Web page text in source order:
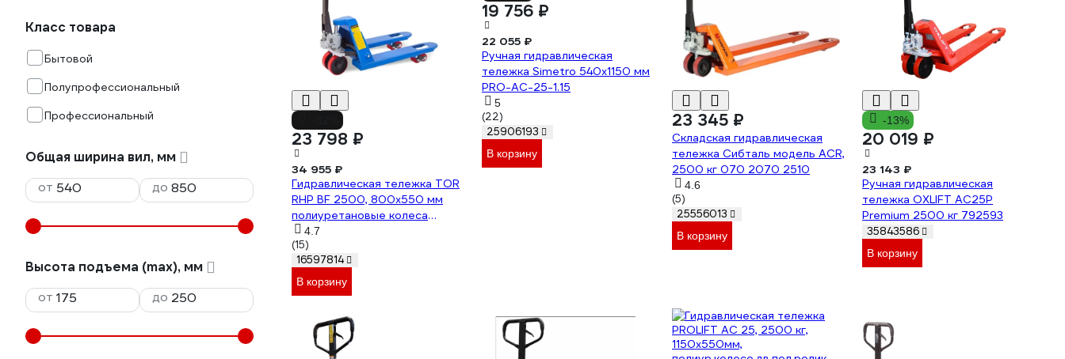
Класс товара
Бытовой
Полупрофессиональный
Профессиональный
Общая ширина вил, мм
от
до
Высота подъема (max), мм
от
до
23 798 ₽
34 955 ₽
Гидравлическая тележка TOR
RHP BF 2500, 800x550 мм
полиуретановые колеса
1010171
4.7
(15)
16597814
В корзину
19 756 ₽
22 055 ₽
Ручная гидравлическая
тележка Simetro 540x1150 мм
PRO-AC-25-1.15
5
(22)
25906193
В корзину
23 345 ₽
Складская гидравлическая
тележка Сибталь модель ACR,
2500 кг 070 2070 2510
4.6
(5)
25556013
В корзину
-13%
20 019 ₽
23 143 ₽
Ручная гидравлическая
тележка OXLIFT AC25P
Premium 2500 кг 792593
35843586
В корзину